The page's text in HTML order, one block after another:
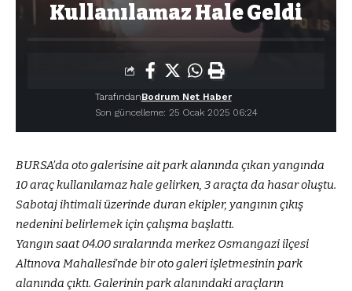
Kullanılamaz Hale Geldi
Son güncelleme: 25 Ocak 2025 06:24
TarafındanBodrum Net Haber
BURSA’da oto galerisine ait park alanında çıkan yangında
10 araç kullanılamaz hale gelirken, 3 araçta da hasar oluştu.
Sabotaj ihtimali üzerinde duran ekipler, yangının çıkış
nedenini belirlemek için çalışma başlattı.
Yangın saat 04.00 sıralarında merkez Osmangazi ilçesi
Altınova Mahallesi’nde bir oto galeri işletmesinin park
alanında çıktı. Galerinin park alanındaki araçların